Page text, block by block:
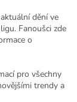
dění ve
Fanoušci zde
o
pro všechny
trendy a